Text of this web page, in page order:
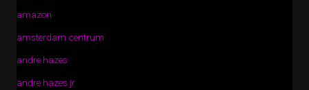
amazon
amsterdam centrum
andre hazes
andre hazes jr